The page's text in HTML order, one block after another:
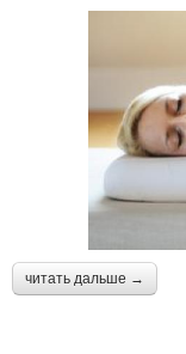
читать дальше →